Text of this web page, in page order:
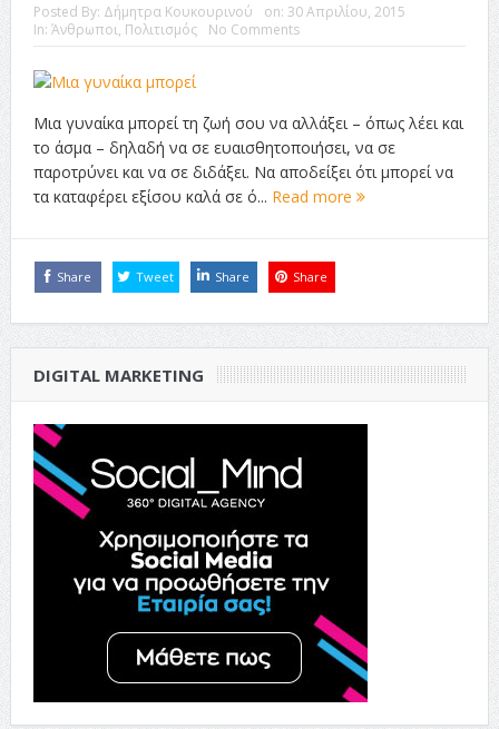
Posted By: Δήμητρα Κουκουρινού on: 30 Απριλίου, 2015
In: Άνθρωποι, Πολιτισμός No Comments
Μια γυναίκα μπορεί τη ζωή σου να αλλάξει – όπως λέει και
το άσμα – δηλαδή να σε ευαισθητοποιήσει, να σε
παροτρύνει και να σε διδάξει. Να αποδείξει ότι μπορεί να
τα καταφέρει εξίσου καλά σε ό... Read more
Share Tweet Share Share
DIGITAL MARKETING